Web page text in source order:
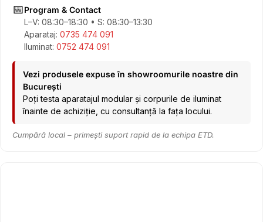
📅Program & Contact
L–V: 08:30–18:30 • S: 08:30–13:30
Aparataj: 0735 474 091
Iluminat: 0752 474 091
Vezi produsele expuse în showroomurile noastre din
București
Poți testa aparatajul modular și corpurile de iluminat
înainte de achiziție, cu consultanță la fața locului.
Cumpără local – primești suport rapid de la echipa ETD.